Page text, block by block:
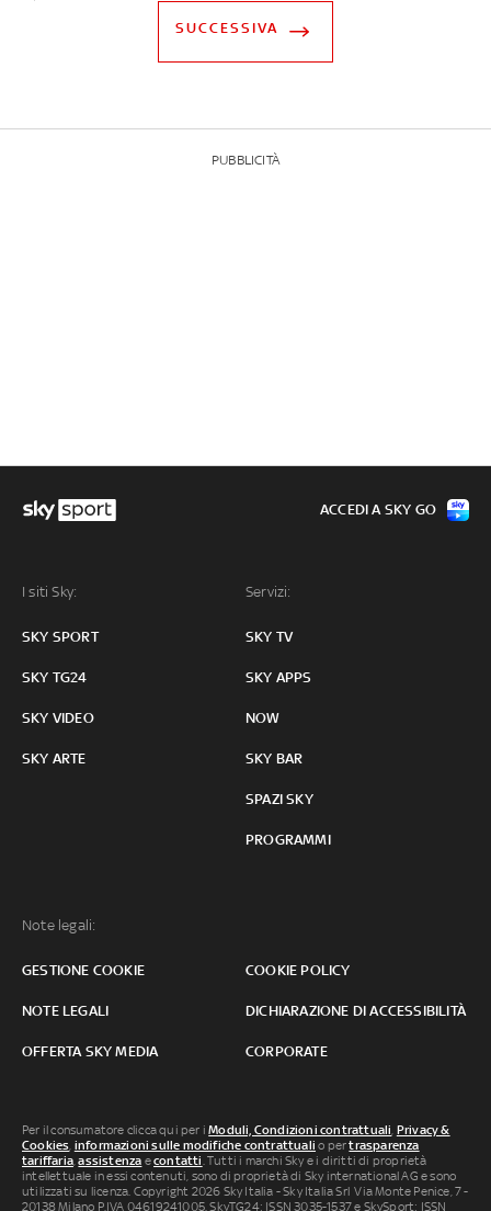
SUCCESSIVA
PUBBLICITÀ
I siti Sky:
SKY SPORT
SKY TG24
SKY VIDEO
SKY ARTE
Servizi:
SKY TV
SKY APPS
NOW
SKY BAR
SPAZI SKY
PROGRAMMI
Note legali:
GESTIONE COOKIE COOKIE POLICY
NOTE LEGALI DICHIARAZIONE DI ACCESSIBILITÀ
OFFERTA SKY MEDIA CORPORATE
ACCEDI A SKY GO
Per il consumatore clicca qui per iModuli, Condizioni contrattuali, Privacy &
Cookies, informazioni sulle modifiche contrattuali o pertrasparenza
tariffaria,assistenza econtatti. Tutti i marchi Sky e i diritti di proprietà
intellettuale in essi contenuti, sono di proprietà di Sky international AG e sono
utilizzati su licenza. Copyright 2026 Sky Italia - Sky Italia Srl Via Monte Penice, 7 -
20138 Milano P.IVA 04619241005. SkyTG24: ISSN 3035-1537 e SkySport: ISSN